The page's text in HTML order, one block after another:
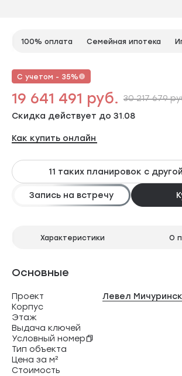
100% оплата Семейная ипотека
С учетом - 35%
19 641 491 руб. 30 217 679
Скидка действует до 31.08
Как купить онлайн
11 таких планировок с
Запись на встречу
Характеристики О
Основные
Проект
Левел
Корпус
Этаж
Выдача ключей
Условный номер
Тип объекта
Цена за м²
Стоимость